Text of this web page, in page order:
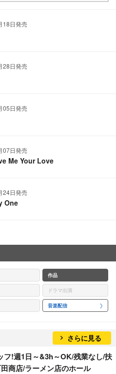
18日発売
28日発売
05日発売
07日発売
Me Your Love
24日発売
One
作品
ドラマ出演
音楽配信
さらに見る
フ!週1日～&3h～OK/残業なし/扶
商店/ラーメン店のホール